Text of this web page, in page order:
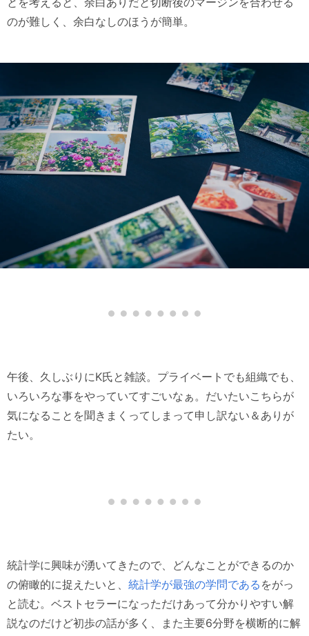
のが難しく、余白なしのほうが簡単。
午後、久しぶりにK氏と雑談。プライベートでも組織でも、
いろいろな事をやっていてすごいなぁ。だいたいこちらが
気になることを聞きまくってしまって申し訳ない＆ありが
たい。
統計学に興味が湧いてきたので、どんなことができるのか
の俯瞰的に捉えたいと、 統計学が最強の学問である をがっ
と読む。ベストセラーになっただけあって分かりやすい解
説なのだけど初歩の話が多く、また主要6分野を横断的に解